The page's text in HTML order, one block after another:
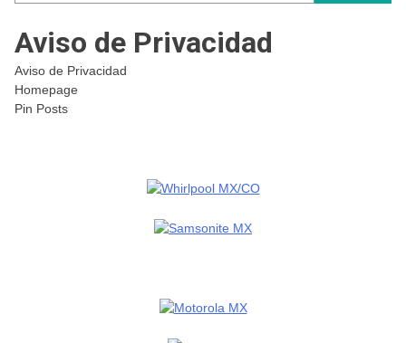
Aviso de Privacidad
Aviso de Privacidad
Homepage
Pin Posts